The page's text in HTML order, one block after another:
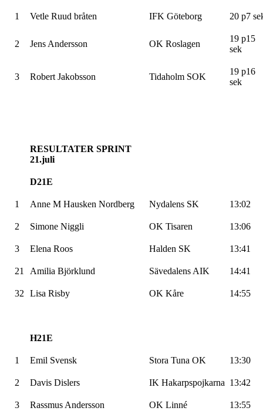
1 Vetle Ruud bråten IFK Göteborg 20 p7
2 Jens Andersson OK Roslagen
19 p15
sek
3 Robert Jakobsson Tidaholm SOK
19 p16
sek
RESULTATER SPRINT
21.juli
D21E
1 Anne M Hausken Nordberg Nydalens SK 13:02
2 Simone Niggli OK Tisaren 13:06
3 Elena Roos Halden SK 13:41
21 Amilia Björklund Sävedalens AIK 14:41
32 Lisa Risby OK Kåre 14:55
H21E
1 Emil Svensk Stora Tuna OK 13:30
2 Davis Dislers IK Hakarpspojkarna 13:42
3 Rassmus Andersson OK Linné 13:55